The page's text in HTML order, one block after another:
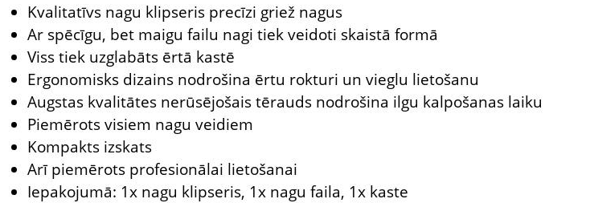
Kvalitatīvs nagu klipseris precīzi griež nagus
Ar spēcīgu, bet maigu failu nagi tiek veidoti skaistā formā
Viss tiek uzglabāts ērtā kastē
Ergonomisks dizains nodrošina ērtu rokturi un vieglu lietošanu
Augstas kvalitātes nerūsējošais tērauds nodrošina ilgu kalpošanas laiku
Piemērots visiem nagu veidiem
Kompakts izskats
Arī piemērots profesionālai lietošanai
Iepakojumā: 1x nagu klipseris, 1x nagu faila, 1x kaste